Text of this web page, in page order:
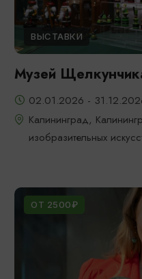
ВЫСТАВКИ
Музей
02.01.2026 -
Калининград,
изобразительных
ОТ 2500₽